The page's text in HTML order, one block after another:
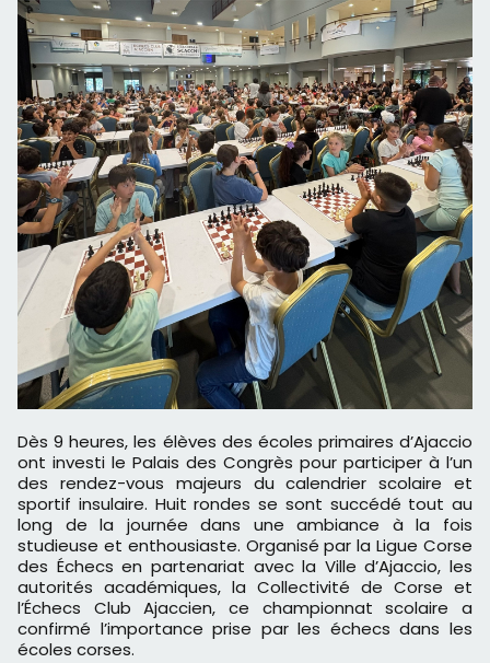
Dès 9 heures, les élèves des écoles primaires d’Ajaccio
ont investi le Palais des Congrès pour participer à l’un
des rendez-vous majeurs du calendrier scolaire et
sportif insulaire. Huit rondes se sont succédé tout au
long de la journée dans une ambiance à la fois
studieuse et enthousiaste. Organisé par la Ligue Corse
des Échecs en partenariat avec la Ville d’Ajaccio, les
autorités académiques, la Collectivité de Corse et
l’Échecs Club Ajaccien, ce championnat scolaire a
confirmé l’importance prise par les échecs dans les
écoles corses.